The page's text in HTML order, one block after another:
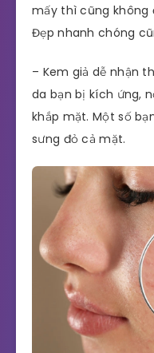
mấy thì cũng không
Đẹp nhanh chóng
– Kem giả dễ nhận
da bạn bị kích ứng,
khắp mặt. Một số
sưng đỏ cả mặt.